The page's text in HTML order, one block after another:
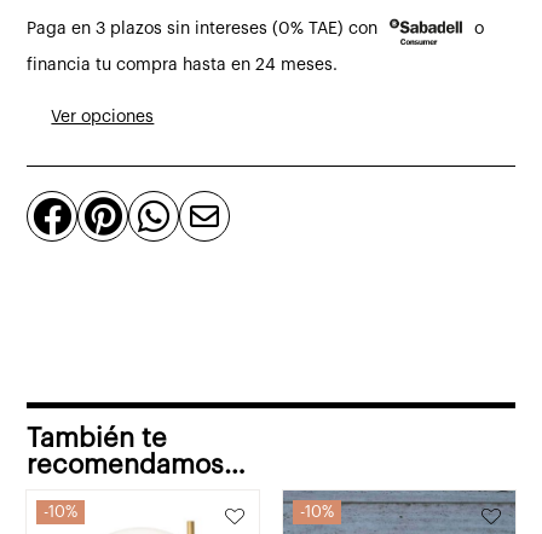
sobremesa
IC
Flos
cantidad
Paga en 3 plazos sin intereses (0% TAE) con o
financia tu compra hasta en 24 meses.
Ver opciones
   
También te
recomendamos…
10% 10%